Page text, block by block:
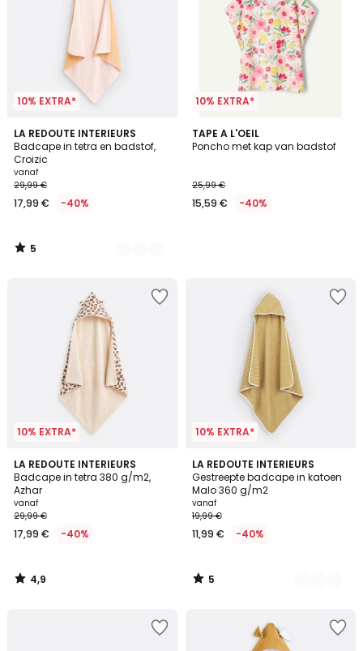
10% EXTRA*
LA REDOUTE INTERIEURS
Badcape in tetra en badstof,
Croizic
vanaf
29,99 €
17,99 € -40%
5
/
5
2
Kleuren
5
/
10% EXTRA*
TAPE A L'OEIL
Poncho met kap van badstof
25,99 €
15,59 € -40%
10% EXTRA*
LA REDOUTE INTERIEURS
Badcape in tetra 380 g/m2,
Azhar
vanaf
29,99 €
17,99 € -40%
4,9
/ 5
4,9
/
10% EXTRA*
LA REDOUTE INTERIEURS
Gestreepte badcape in katoen
Malo 360 g/m2
vanaf
19,99 €
11,99 € -40%
5
/
5
2
Kleuren
5
/